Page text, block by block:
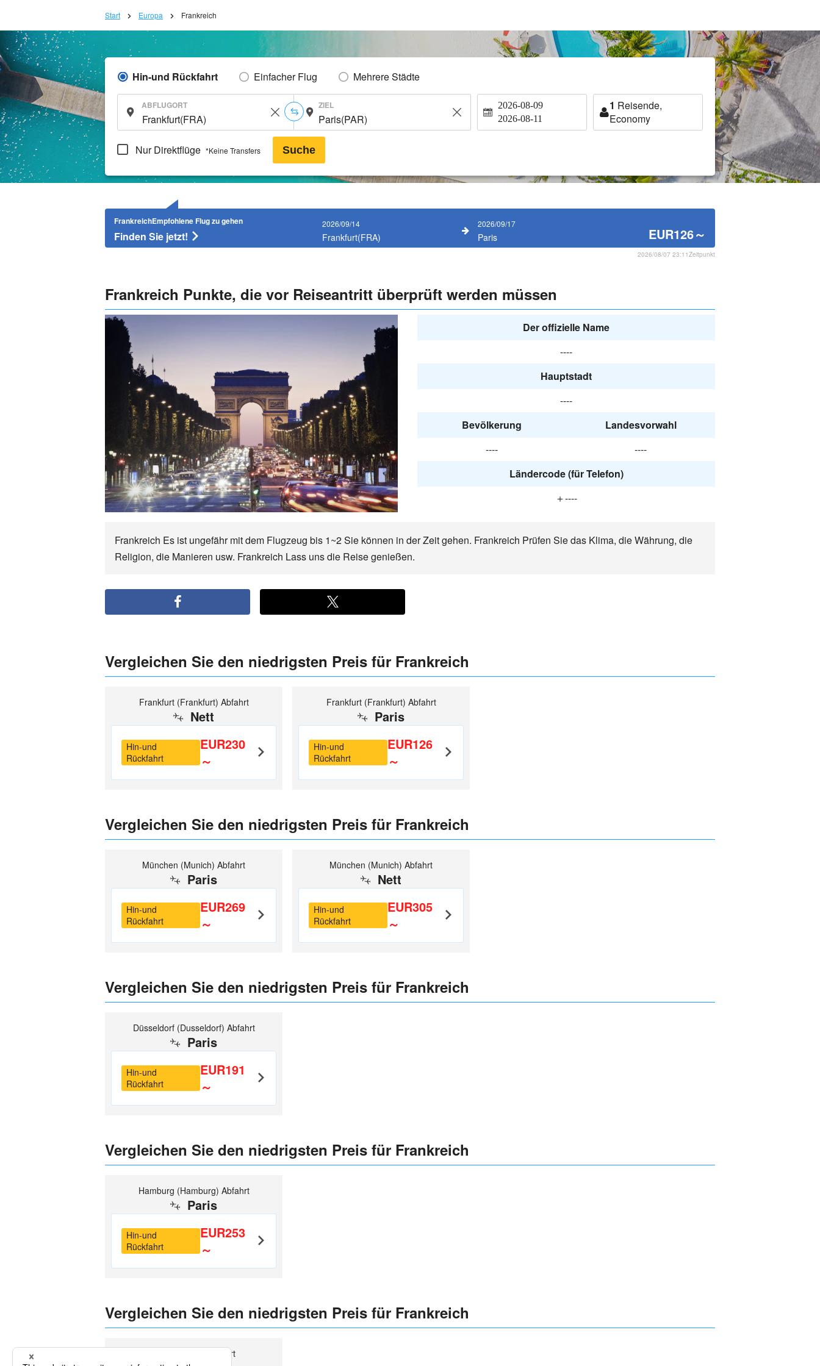
Start Europa Frankreich
Hin-und Rückfahrt Einfacher Flug Mehrere Städte
ABFLUGORT ZIEL 2026-08-09
2026-08-11
1 Reisende,
Economy
Nur Direktflüge *Keine Transfers Suche
FrankreichEmpfohlene Flug zu gehen
Finden Sie jetzt!
2026/09/14
Frankfurt(FRA)
2026/09/17
Paris EUR126～
2026/08/07 23:11Zeitpunkt
Frankreich Punkte, die vor Reiseantritt überprüft werden müssen
Der offizielle Name
----
Hauptstadt
----
Bevölkerung
Landesvorwahl
----
----
Ländercode (für Telefon)
＋----
Frankreich Es ist ungefähr mit dem Flugzeug bis 1~2 Sie können in der Zeit gehen. Frankreich Prüfen Sie das Klima, die Währung, die
Religion, die Manieren usw. Frankreich Lass uns die Reise genießen.
Vergleichen Sie den niedrigsten Preis für Frankreich
Frankfurt (Frankfurt) Abfahrt
Nett
Hin-und
Rückfahrt
EUR230
～
Frankfurt (Frankfurt) Abfahrt
Paris
Hin-und
Rückfahrt
EUR126
～
Vergleichen Sie den niedrigsten Preis für Frankreich
München (Munich) Abfahrt
Paris
Hin-und
Rückfahrt
EUR269
～
München (Munich) Abfahrt
Nett
Hin-und
Rückfahrt
EUR305
～
Vergleichen Sie den niedrigsten Preis für Frankreich
Düsseldorf (Dusseldorf) Abfahrt
Paris
Hin-und
Rückfahrt
EUR191
～
Vergleichen Sie den niedrigsten Preis für Frankreich
Hamburg (Hamburg) Abfahrt
Paris
Hin-und
Rückfahrt
EUR253
～
Vergleichen Sie den niedrigsten Preis für Frankreich
Berlin (Berlin) Abfahrt